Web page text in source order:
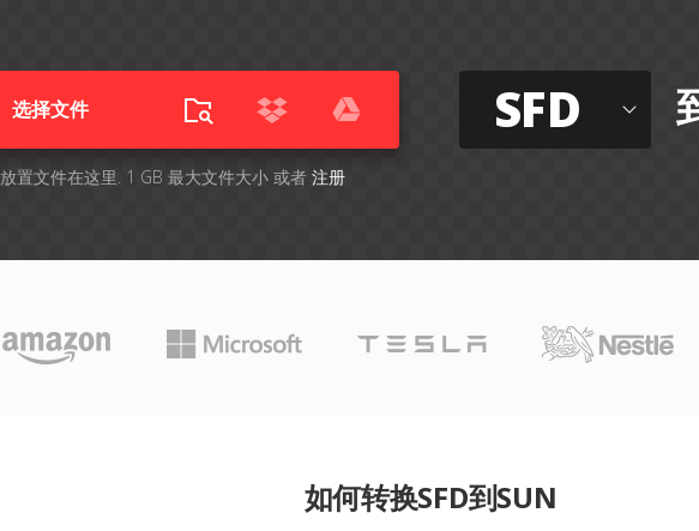
选择文件
放置文件在这里. 1 GB 最大文件大小 或者 注册
SFD
如何转换SFD到SUN